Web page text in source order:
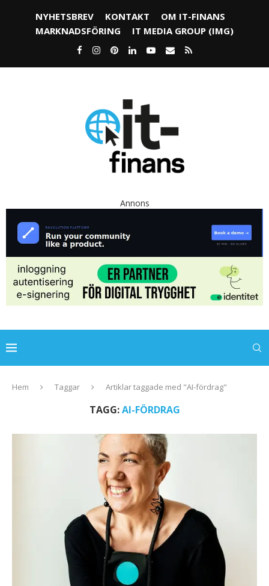
NYHETSBREV KONTAKT
OM IT-FINANS
MARKNADSFÖRING
IT MEDIA GROUP (IMG)
Annons
Hem Taggar Artiklar taggade med "AI-fördrag"
TAGG:AI-FÖRDRAG